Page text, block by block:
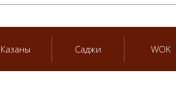
Казаны Саджи WOK